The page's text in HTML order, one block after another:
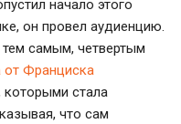
начало этого
он провел аудиенцию.
самым, четвертым
от Франциска
которыми стала
что сам